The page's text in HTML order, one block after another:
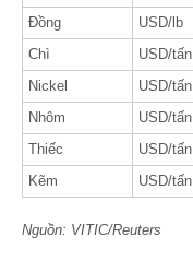
Đồng
USD/lb
Chì
USD/tấn
Nickel
USD/tấn
Nhôm
USD/tấn
Thiếc
USD/tấn
Kẽm
USD/tấn
Nguồn: VITIC/Reuters